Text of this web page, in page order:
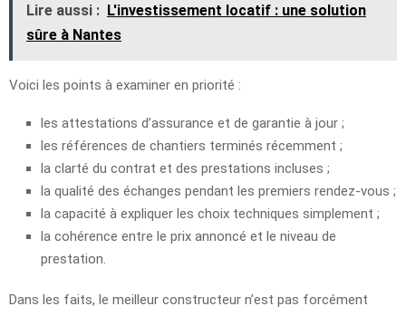
Lire aussi : L'investissement locatif : une solution
sûre à Nantes
Voici les points à examiner en priorité :
les attestations d’assurance et de garantie à jour ;
les références de chantiers terminés récemment ;
la clarté du contrat et des prestations incluses ;
la qualité des échanges pendant les premiers rendez-vous ;
la capacité à expliquer les choix techniques simplement ;
la cohérence entre le prix annoncé et le niveau de
prestation.
Dans les faits, le meilleur constructeur n’est pas forcément